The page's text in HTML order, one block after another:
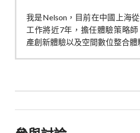
我是Nelson，目前在中國上海
工作將近7年，擔任體驗策略
產創新體驗以及空間數位整合體